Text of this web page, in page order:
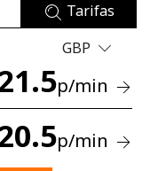
creado una contraseña
Tarifas
GBP
p/min
p/min